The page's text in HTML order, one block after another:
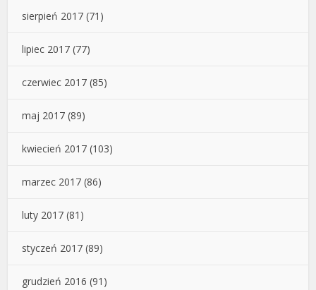
sierpień 2017 (71)
lipiec 2017 (77)
czerwiec 2017 (85)
maj 2017 (89)
kwiecień 2017 (103)
marzec 2017 (86)
luty 2017 (81)
styczeń 2017 (89)
grudzień 2016 (91)